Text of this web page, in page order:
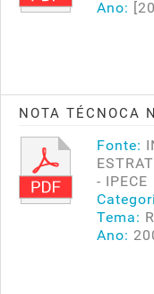
Ano:
NOTA TÉCNOCA
Fonte:
- IPECE
Tema:
Ano: